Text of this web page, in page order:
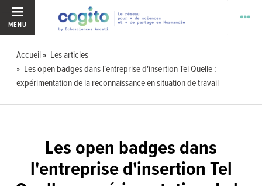
MENU
Accueil
Les articles
Les open badges dans l'entreprise d'insertion Tel Quelle :
expérimentation de la reconnaissance en situation de travail
Les open badges dans
l'entreprise d'insertion Tel